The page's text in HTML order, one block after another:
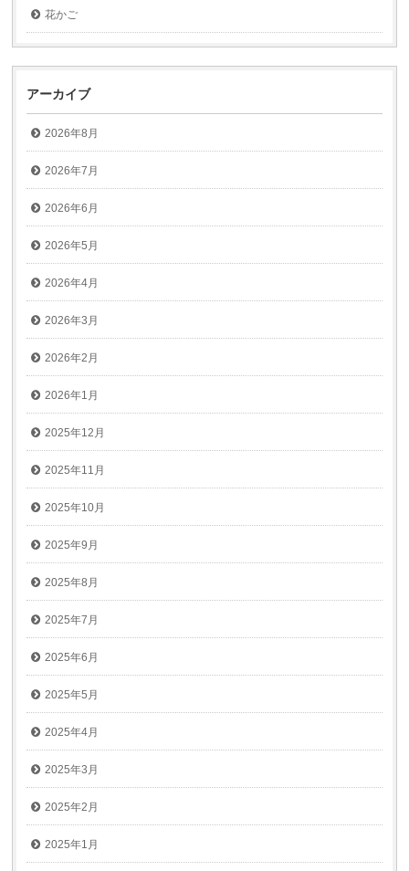
花かご
アーカイブ
2026年8月
2026年7月
2026年6月
2026年5月
2026年4月
2026年3月
2026年2月
2026年1月
2025年12月
2025年11月
2025年10月
2025年9月
2025年8月
2025年7月
2025年6月
2025年5月
2025年4月
2025年3月
2025年2月
2025年1月